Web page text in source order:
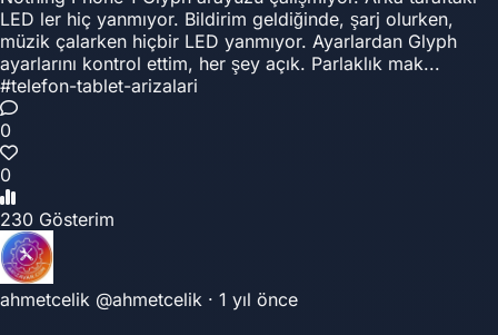
LED ler hiç yanmıyor. Bildirim geldiğinde, şarj olurken,
müzik çalarken hiçbir LED yanmıyor. Ayarlardan Glyph
ayarlarını kontrol ettim, her şey açık. Parlaklık mak...
#telefon-tablet-arizalari
0
0
230 Gösterim
ahmetcelik @ahmetcelik · 1 yıl önce